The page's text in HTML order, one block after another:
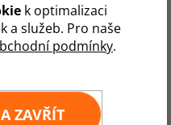
k optimalizaci
a služeb. Pro naše
podmínky.
ZAVŘÍT